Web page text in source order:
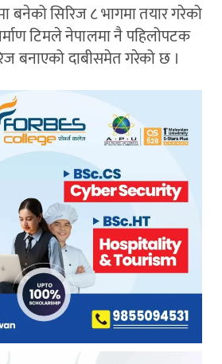
बनेको सिरिज ८ भागमा तयार गरेको
टिमले नेपालमा नै पहिलोपटक
बनाएको दाबीसमेत गरेको छ ।